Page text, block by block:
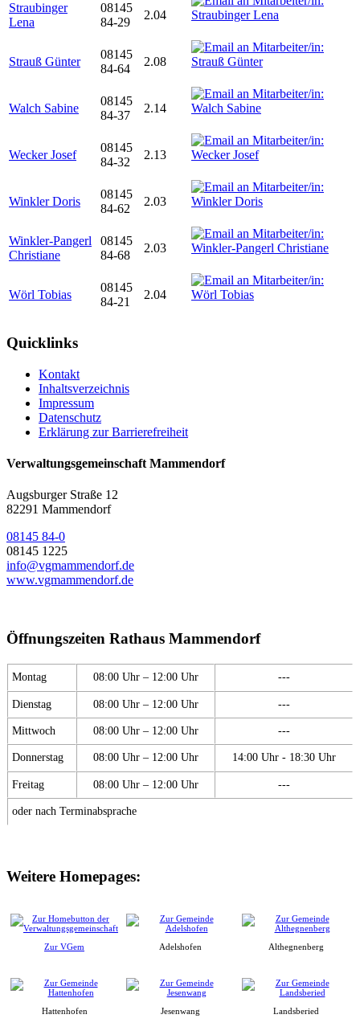
Straubinger
Lena
08145
84-29
2.04
Strauß Günter
08145
84-64
2.08
Walch Sabine
08145
84-37
2.14
Wecker Josef
08145
84-32
2.13
Winkler Doris
08145
84-62
2.03
Winkler-Pangerl
Christiane
08145
84-68
2.03
Wörl Tobias
08145
84-21
2.04
Quicklinks
Kontakt
Inhaltsverzeichnis
Impressum
Datenschutz
Erklärung zur Barrierefreiheit
Verwaltungsgemeinschaft Mammendorf
Augsburger Straße 12
82291 Mammendorf
08145 84-0
08145 1225
info@vgmammendorf.de
www.vgmammendorf.de
Öffnungszeiten Rathaus Mammendorf
Montag 08:00 Uhr – 12:00 Uhr ---
Dienstag 08:00 Uhr – 12:00 Uhr ---
Mittwoch 08:00 Uhr – 12:00 Uhr ---
Donnerstag 08:00 Uhr – 12:00 Uhr 14:00 Uhr - 18:30 Uhr
Freitag 08:00 Uhr – 12:00 Uhr ---
oder nach Terminabsprache
Weitere Homepages:
Zur VGem Adelshofen Althegnenberg
Hattenhofen Jesenwang Landsberied